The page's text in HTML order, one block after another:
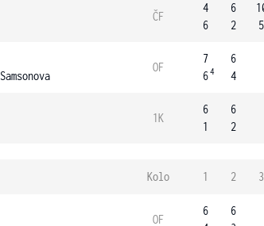
ČF
4
6
6
2
5
Samsonova
OF
7
64
6
4
1K
6
1
6
2
Kolo 1 2 3
OF
6
6